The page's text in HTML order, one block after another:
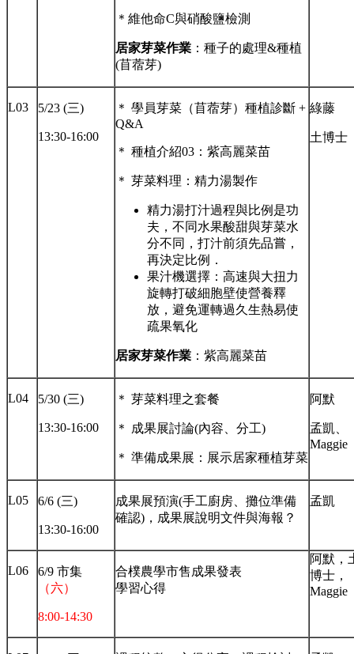
＊維他命C與硝酸鹽檢測
居家芽菜作業 ：種子的處理&種植
(苜蓿芽)
L03 5/23 (三)
13:30-16:00
＊ 學員芽菜（苜蓿芽）種植診斷 +
Q&A
＊ 種植介紹03：紫高麗菜苗
＊ 芽菜料理：精力湯製作
精力湯打汁過程與比例是功
夫，不同水果酸甜與芽菜水
分不同，打汁前須先品嘗，
再決定比例．
果汁機選擇：高速與大扭力
旋轉打破細胞壁使營養釋
放，避免運轉過久生熱易使
疏果氧化
居家芽菜作業 ：紫高麗菜苗
綠藤
土博士
L04 5/30 (三)
13:30-16:00
＊ 芽菜料理之套餐
＊ 成果展討論(內容、分工)
＊ 準備成果展：展示居家種植芽菜
阿默
孟凱、
Maggie
L05 6/6 (三)
13:30-16:00
成果展預演(手工廚房、攤位準備
確認)，成果展說明文件與海報？
孟凱
L06
6/9 市集
（六）
8:00-14:30
合樸農學市售成果發表
學習心得
阿默，
博士，
Maggie